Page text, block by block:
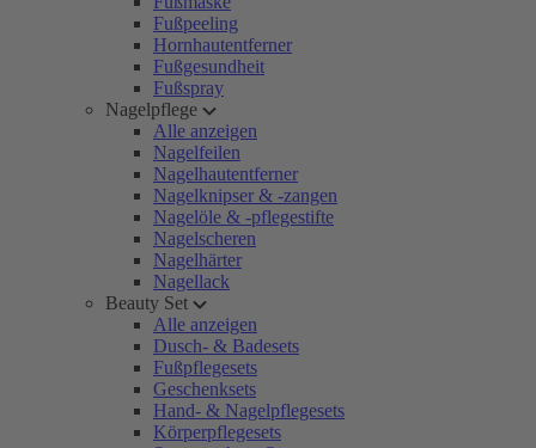
Fußpeeling
Hornhautentferner
Fußgesundheit
Fußspray
Nagelpflege
Alle anzeigen
Nagelfeilen
Nagelhautentferner
Nagelknipser & -zangen
Nagelöle & -pflegestifte
Nagelscheren
Nagelhärter
Nagellack
Beauty Set
Alle anzeigen
Dusch- & Badesets
Fußpflegesets
Geschenksets
Hand- & Nagelpflegesets
Körperpflegesets